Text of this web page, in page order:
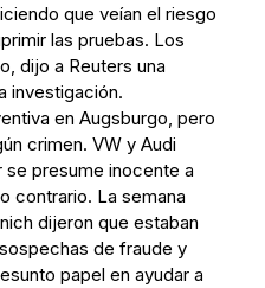
que veían el riesgo
las pruebas. Los
dijo a Reuters una
investigación.
en Augsburgo, pero
crimen. VW y Audi
se presume inocente a
contrario. La semana
dijeron que estaban
de fraude y
papel en ayudar a